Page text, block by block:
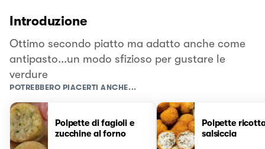
Introduzione
Ottimo secondo piatto ma adatto anche come
antipasto...un modo sfizioso per gustare le
verdure
POTREBBERO PIACERTI ANCHE...
Polpette di fagioli e
zucchine al forno
Polpette
salsiccia